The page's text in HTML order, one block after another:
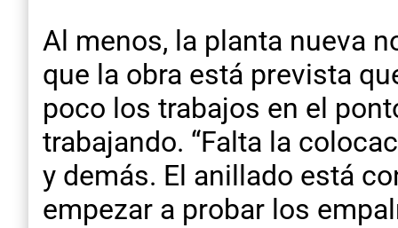
Al menos, la planta nueva
que la obra está prevista
poco los trabajos en el
trabajando. “Falta la
y demás. El anillado está
empezar a probar los